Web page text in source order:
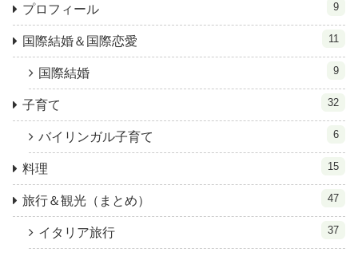
プロフィール 9
国際結婚＆国際恋愛 11
国際結婚 9
子育て 32
バイリンガル子育て 6
料理 15
旅行＆観光（まとめ） 47
イタリア旅行 37